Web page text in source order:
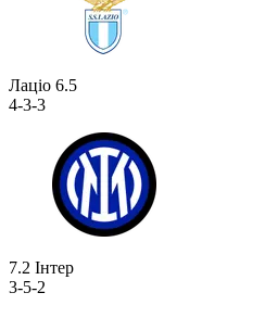
Лаціо 6.5
4-3-3
7.2 Інтер
3-5-2